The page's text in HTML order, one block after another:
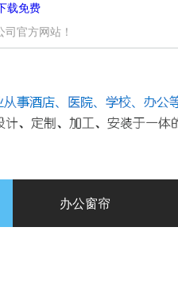
载免费
方网站！
办公窗帘